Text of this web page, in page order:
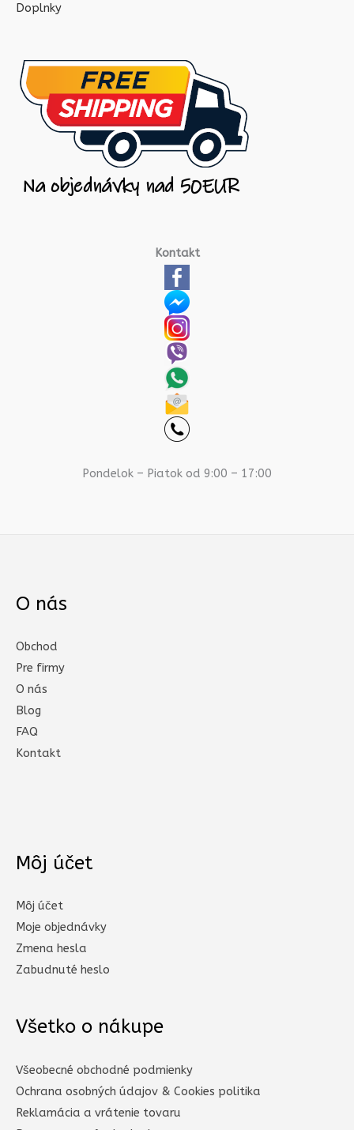
Doplnky
Kontakt
Pondelok – Piatok od 9:00 – 17:00
O nás
Obchod
Pre firmy
O nás
Blog
FAQ
Kontakt
Môj účet
Môj účet
Moje objednávky
Zmena hesla
Zabudnuté heslo
Všetko o nákupe
Všeobecné obchodné podmienky
Ochrana osobných údajov & Cookies politika
Reklamácia a vrátenie tovaru